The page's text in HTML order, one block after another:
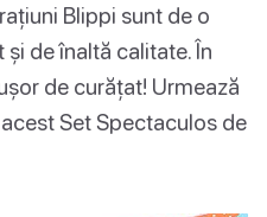
Blippi sunt de o
de înaltă calitate. În
de curățat! Urmează
Set Spectaculos de